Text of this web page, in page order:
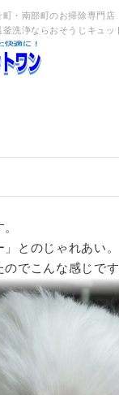
・南部町のお掃除専門店
洗浄ならおそうじキュッ
とのじゃれあい。
でこんな感じです